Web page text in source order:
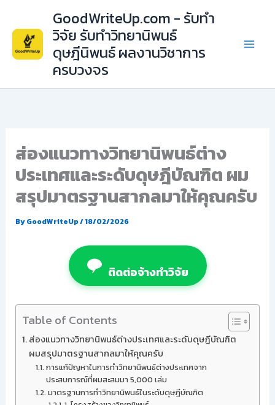
content
GoodWriteUp.com - รับทำ
วิจัย รับทำวิทยานิพนธ์
ดุษฎีนิพนธ์ ผลงานวิชาการ
ครบวงจร
ส่องแนวทางวิทยานิพนธ์ต่าง
ประเทศและระดับดุษฎีบัณฑิต ผม
สรุปมาตรฐานสากลมาให้คุณครับ
ByGoodWriteUp/18/02/2026
ติดต่อจ้างทำวิจัย
Table of Contents
ส่องแนวทางวิทยานิพนธ์ต่างประเทศและระดับดุษฎีบัณฑิต
ผมสรุปมาตรฐานสากลมาให้คุณครับ
การแก้ปัญหาในการทำวิทยานิพนธ์ต่างประเทศจาก
ประสบการณ์ที่ผมสะสมมา 5,000 เล่ม
มาตรฐานการทำวิทยานิพนธ์ในระดับดุษฎีบัณฑิต